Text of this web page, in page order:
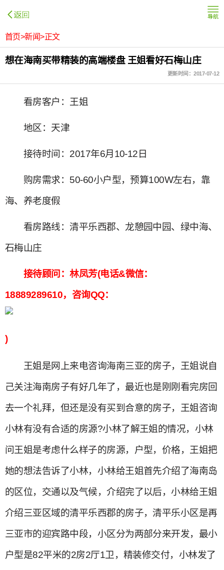
首页>新闻>正文
想在海南买带精装的高端楼盘 王姐看好石梅山庄
更新时间：2017-07-12
看房客户：王姐
地区：天津
接待时间：2017年6月10-12日
购房需求：50-60小户型，预算100W左右，靠
海、养老度假
看房路线：清平乐西郡、龙憩园中园、绿中海、
石梅山庄
接待顾问：林凤芳(电话&微信：
18889289610，咨询QQ：
)
王姐是网上来电咨询海南三亚的房子，王姐说自
己关注海南房子有好几年了，最近也是刚刚看完房回
去一个礼拜，但还是没有买到合意的房子，王姐咨询
小林有没有合适的房源?小林了解王姐的情况，小林
问王姐是考虑什么样子的房源，户型，价格，王姐把
她的想法告诉了小林，小林给王姐首先介绍了海南岛
的区位，交通以及气候，介绍完了以后，小林给王姐
介绍三亚区域的清平乐西郡的房子，清平乐小区是再
三亚市的迎宾路中段，小区分为两部分来开发，最小
户型是82平米的2房2厅1卫，精装修交付，小林发了